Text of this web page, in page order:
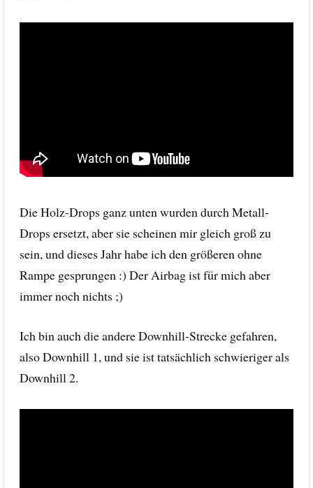
Die Holz-Drops ganz unten wurden durch Metall-
Drops ersetzt, aber sie scheinen mir gleich groß zu
sein, und dieses Jahr habe ich den größeren ohne
Rampe gesprungen :) Der Airbag ist für mich aber
immer noch nichts ;)
Ich bin auch die andere Downhill-Strecke gefahren,
also Downhill 1, und sie ist tatsächlich schwieriger als
Downhill 2.